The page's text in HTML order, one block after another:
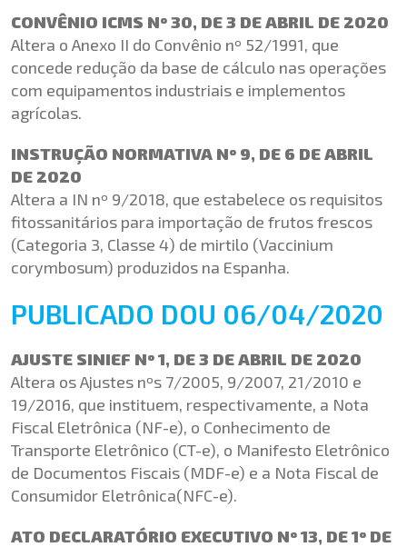
CONVÊNIO ICMS Nº 30, DE 3 DE ABRIL DE 2020
Altera o Anexo II do Convênio nº 52/1991, que
concede redução da base de cálculo nas operações
com equipamentos industriais e implementos
agrícolas.
INSTRUÇÃO NORMATIVA Nº 9, DE 6 DE ABRIL
DE 2020
Altera a IN nº 9/2018, que estabelece os requisitos
fitossanitários para importação de frutos frescos
(Categoria 3, Classe 4) de mirtilo (Vaccinium
corymbosum) produzidos na Espanha.
PUBLICADO DOU 06/04/2020
AJUSTE SINIEF Nº 1, DE 3 DE ABRIL DE 2020
Altera os Ajustes nºs 7/2005, 9/2007, 21/2010 e
19/2016, que instituem, respectivamente, a Nota
Fiscal Eletrônica (NF-e), o Conhecimento de
Transporte Eletrônico (CT-e), o Manifesto Eletrônico
de Documentos Fiscais (MDF-e) e a Nota Fiscal de
Consumidor Eletrônica(NFC-e).
ATO DECLARATÓRIO EXECUTIVO Nº 13, DE 1º DE